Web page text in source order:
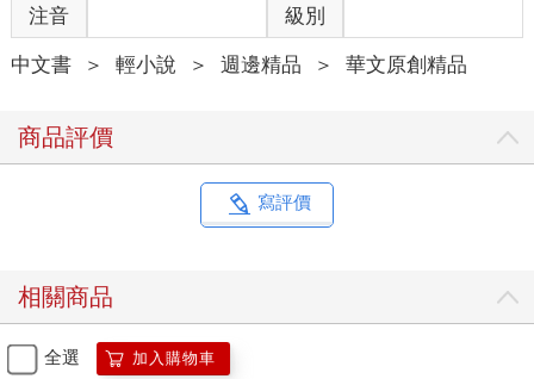
老師跨海來台，即將舉行新書簽名會喔~~ 更多詳情隨時在
搶先看以利獲得第一手消息！ ■ 台北場 香草X天藍《炮灰要
世貿一館 A舞台
注音 級別
中文書 ＞ 輕小說 ＞ 週邊精品 ＞ 華文原創精品
商品評價
寫評價
相關商品
全選 加入購物車